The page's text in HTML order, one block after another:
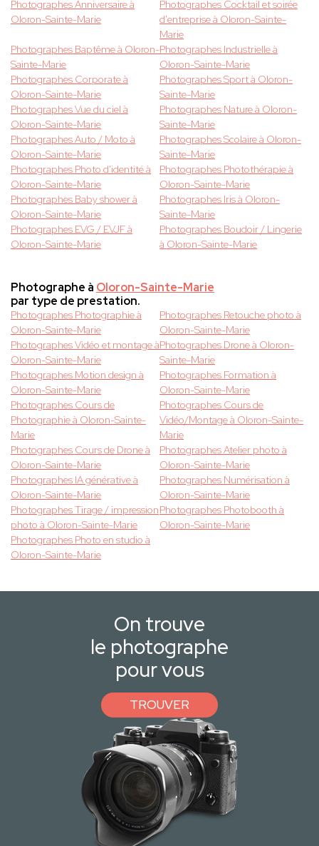
Photographes Anniversaire à
Oloron-Sainte-Marie
Photographes Cocktail et soirée
d'entreprise à Oloron-Sainte-
Marie
Photographes Baptême à Oloron-
Sainte-Marie
Photographes Industrielle à
Oloron-Sainte-Marie
Photographes Corporate à
Oloron-Sainte-Marie
Photographes Sport à Oloron-
Sainte-Marie
Photographes Vue du ciel à
Oloron-Sainte-Marie
Photographes Nature à Oloron-
Sainte-Marie
Photographes Auto / Moto à
Oloron-Sainte-Marie
Photographes Scolaire à Oloron-
Sainte-Marie
Photographes Photo d'identité à
Oloron-Sainte-Marie
Photographes Photothérapie à
Oloron-Sainte-Marie
Photographes Baby shower à
Oloron-Sainte-Marie
Photographes Iris à Oloron-
Sainte-Marie
Photographes EVG / EVJF à
Oloron-Sainte-Marie
Photographes Boudoir / Lingerie
à Oloron-Sainte-Marie
Photographe à Oloron-Sainte-Marie
par type de prestation.
Photographes Photographie à
Oloron-Sainte-Marie
Photographes Retouche photo à
Oloron-Sainte-Marie
Photographes Vidéo et montage à
Oloron-Sainte-Marie
Photographes Drone à Oloron-
Sainte-Marie
Photographes Motion design à
Oloron-Sainte-Marie
Photographes Formation à
Oloron-Sainte-Marie
Photographes Cours de
Photographie à Oloron-Sainte-
Marie
Photographes Cours de
Vidéo/Montage à Oloron-Sainte-
Marie
Photographes Cours de Drone à
Oloron-Sainte-Marie
Photographes Atelier photo à
Oloron-Sainte-Marie
Photographes IA générative à
Oloron-Sainte-Marie
Photographes Numérisation à
Oloron-Sainte-Marie
Photographes Tirage / impression
photo à Oloron-Sainte-Marie
Photographes Photobooth à
Oloron-Sainte-Marie
Photographes Photo en studio à
Oloron-Sainte-Marie
On trouve
le photographe
pour vous
TROUVER